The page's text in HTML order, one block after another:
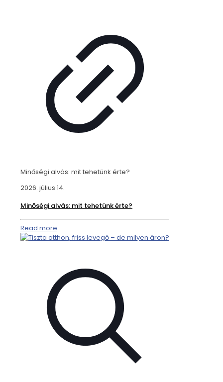
Minőségi alvás: mit tehetünk érte?
2026. július 14.
Minőségi alvás: mit tehetünk érte?
Read more